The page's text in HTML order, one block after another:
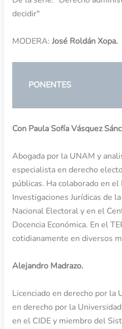
decidir"
MODERA: José Roldán Xopa.
PONENTES
Con Paula Sofía Vásquez
Abogada por la UNAM y
especialista en derecho
públicas. Ha colaborado en
Investigaciones Jurídicas de
Nacional Electoral y en el
Docencia Económica. En el
cotidianamente en diversos
Alejandro Madrazo.
Licenciado en derecho por la
en derecho por la
en el CIDE y miembro del